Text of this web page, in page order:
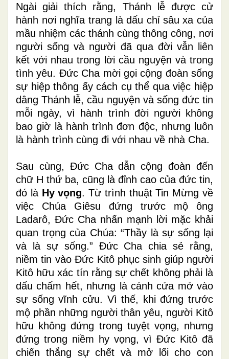
Ngài giải thích rằng, Thánh lễ được cử
hành nơi nghĩa trang là dấu chỉ sâu xa của
mầu nhiệm các thánh cùng thông công, nơi
người sống và người đã qua đời vẫn liên
kết với nhau trong lời cầu nguyện và trong
tình yêu. Đức Cha mời gọi cộng đoàn sống
sự hiệp thông ấy cách cụ thể qua việc hiệp
dâng Thánh lễ, cầu nguyện và sống đức tin
mỗi ngày, vì hành trình đời người không
bao giờ là hành trình đơn độc, nhưng luôn
là hành trình cùng đi với nhau về nhà Cha.
Sau cùng, Đức Cha dẫn cộng đoàn đến
chữ H thứ ba, cũng là đỉnh cao của đức tin,
đó là Hy vọng. Từ trình thuật Tin Mừng về
việc Chúa Giêsu đứng trước mộ ông
Ladarô, Đức Cha nhấn mạnh lời mặc khải
quan trọng của Chúa: “Thầy là sự sống lại
và là sự sống.” Đức Cha chia sẻ rằng,
niềm tin vào Đức Kitô phục sinh giúp người
Kitô hữu xác tín rằng sự chết không phải là
dấu chấm hết, nhưng là cánh cửa mở vào
sự sống vĩnh cửu. Vì thế, khi đứng trước
mộ phần những người thân yêu, người Kitô
hữu không đứng trong tuyệt vọng, nhưng
đứng trong niềm hy vọng, vì Đức Kitô đã
chiến thắng sự chết và mở lối cho con